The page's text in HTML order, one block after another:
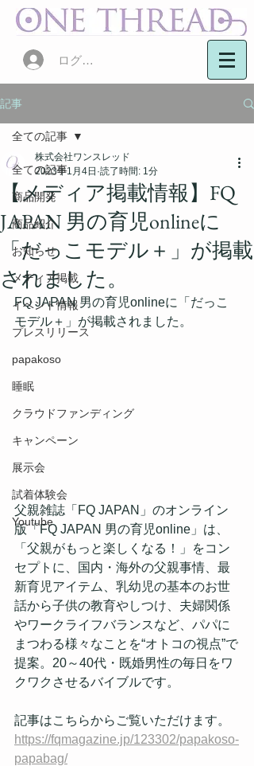
ログイン
記事
全ての記事
商品開発
商品紹介
お知らせ
メディア掲載
イベント情報
プレスリリース
papakoso
睡眠
クラウドファンディング
キャンペーン
展示会
試着体験会
Youtube
全ての記事
【メディア掲載情報】FQ
JAPAN 男の育児onlineに
「だっこモデル＋」が掲載
されました。
株式会社ワンスレッド
2023年1月4日 読了時間: 1分
FQ JAPAN 男の育児onlineに「だっこ
モデル＋」が掲載されました。
父親雑誌「FQ JAPAN」のオンライン
版「FQ JAPAN 男の育児online」は、
「父親がもっと楽しくなる！」をコン
セプトに、国内・海外の父親事情、最
新育児アイテム、乳幼児の基本のお世
話から子供の教育やしつけ、夫婦関係
やワークライフバランスなど、パパに
まつわる様々なことを“オトコの視点”で
提案。20～40代・既婚男性の毎日をワ
クワクさせるバイブルです。
記事はこちらからご覧いただけます。
https://fqmagazine.jp/123302/papakoso-
papabag/